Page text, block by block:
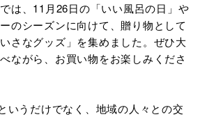
は、11月26日の「いい風呂の日」や
のシーズンに向けて、贈り物として
さなグッズ」を集めました。ぜひ大
ながら、お買い物をお楽しみくださ
いうだけでなく、地域の人々との交